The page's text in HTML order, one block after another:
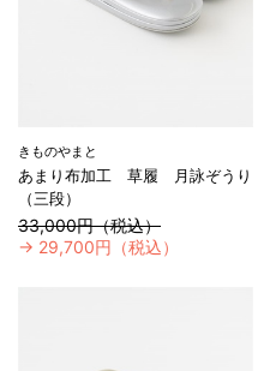
きものやまと
あまり布加工 草履 月詠ぞうり
（三段）
33,000円（税込）
→ 29,700円（税込）